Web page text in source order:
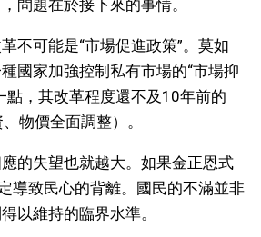
問題在於接下來的事情。
不可能是“市場促進政策”。莫如
國家加強控制私有市場的“市場抑
點，其改革程度還不及10年前的
物價全面調整）。
的失望也就越大。如果金正恩式
導致民心的背離。國民的不滿並非
以維持的臨界水準。